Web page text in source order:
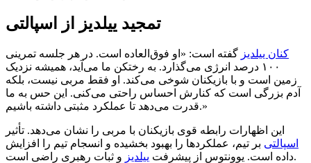
تمجید ییلدیز از اسپالتی
کنان ییلدیز گفته است: «او فوق‌العاده است. در هر جلسه تمرینی
۱۰۰ درصد انرژی می‌گذارد. به رختکن ما می‌آید، همیشه نزدیک
زمین است و با بازیکنان شوخی می‌کند. او فقط مربی نیست، بلکه
آدم بزرگی است که کنارش احساس راحتی می‌کنی. این حس به ما
قدرت می‌دهد تا عملکرد مثبتی داشته باشیم.»
این اظهارات رابطه قوی بازیکنان با مربی را نشان می‌دهد. تأثیر
اسپالتی بر تیم، عملکردها را بهبود بخشیده و انسجام تیم را افزایش
داده است. یوونتوس از پیشرفت ییلدیز و ثبات رهبری راضی است.